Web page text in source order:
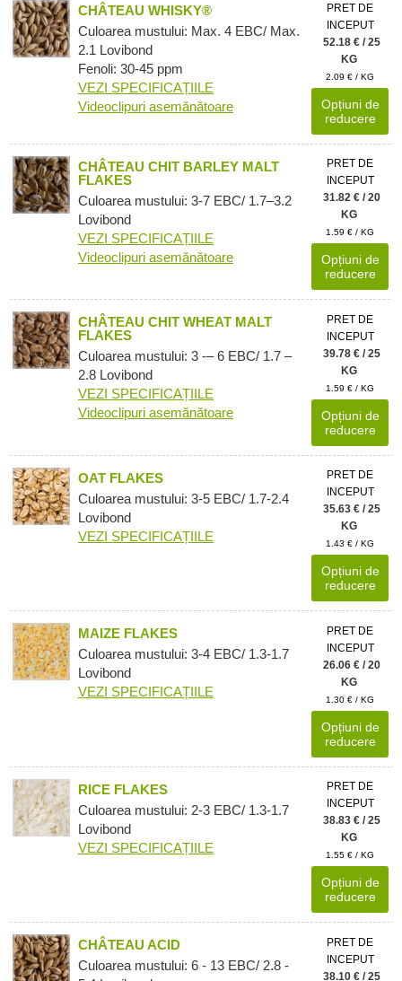
CHÂTEAU WHISKY®
Culoarea mustului: Max. 4 EBC/ Max.
2.1 Lovibond
Fenoli: 30-45 ppm
VEZI SPECIFICAȚIILE
Videoclipuri asemănătoare
PRET DE
INCEPUT
52.18 € / 25
KG
2.09 € / KG
Opțiuni de
reducere
CHÂTEAU CHIT BARLEY MALT
FLAKES
Culoarea mustului: 3-7 EBC/ 1.7–3.2
Lovibond
VEZI SPECIFICAȚIILE
Videoclipuri asemănătoare
PRET DE
INCEPUT
31.82 € / 20
KG
1.59 € / KG
Opțiuni de
reducere
CHÂTEAU CHIT WHEAT MALT
FLAKES
Culoarea mustului: 3 -– 6 EBC/ 1.7 –
2.8 Lovibond
VEZI SPECIFICAȚIILE
Videoclipuri asemănătoare
PRET DE
INCEPUT
39.78 € / 25
KG
1.59 € / KG
Opțiuni de
reducere
OAT FLAKES
Culoarea mustului: 3-5 EBC/ 1.7-2.4
Lovibond
VEZI SPECIFICAȚIILE
PRET DE
INCEPUT
35.63 € / 25
KG
1.43 € / KG
Opțiuni de
reducere
MAIZE FLAKES
Culoarea mustului: 3-4 EBC/ 1.3-1.7
Lovibond
VEZI SPECIFICAȚIILE
PRET DE
INCEPUT
26.06 € / 20
KG
1.30 € / KG
Opțiuni de
reducere
RICE FLAKES
Culoarea mustului: 2-3 EBC/ 1.3-1.7
Lovibond
VEZI SPECIFICAȚIILE
PRET DE
INCEPUT
38.83 € / 25
KG
1.55 € / KG
Opțiuni de
reducere
CHÂTEAU ACID
Culoarea mustului: 6 - 13 EBC/ 2.8 -
PRET DE
INCEPUT
38.10 € / 25